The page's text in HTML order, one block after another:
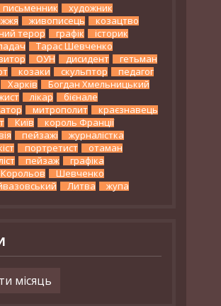
письменник
художник
живописець
козацтво
терор
графік
історик
Тарас Шевченко
ОУН дисидент
гетьман
козаки скульптор
педагог
Харків
Богдан Хмельницький
лікар
бієнале
митрополит
краєзнавець
Київ
король Франції
пейзажі
журналістка
портретист
отаман
пейзаж
графіка
Корольов
Шевченко
Литва жупа